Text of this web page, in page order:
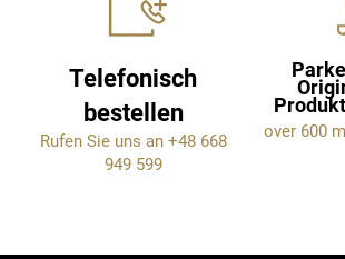
Telefonisch
bestellen
Rufen Sie uns an +48 668
949 599
over 600